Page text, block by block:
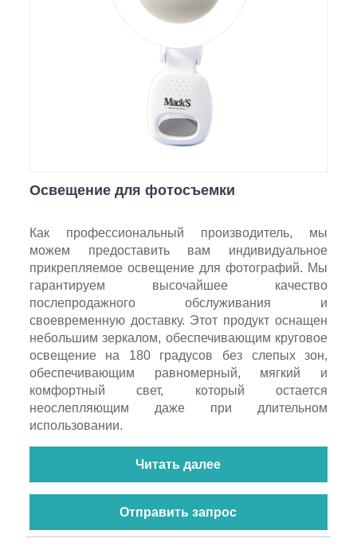
Освещение для фотосъемки
Как профессиональный производитель, мы
можем предоставить вам индивидуальное
прикрепляемое освещение для фотографий. Мы
гарантируем высочайшее качество
послепродажного обслуживания и
своевременную доставку. Этот продукт оснащен
небольшим зеркалом, обеспечивающим круговое
освещение на 180 градусов без слепых зон,
обеспечивающим равномерный, мягкий и
комфортный свет, который остается
неослепляющим даже при длительном
использовании.
Читать далее
Отправить запрос